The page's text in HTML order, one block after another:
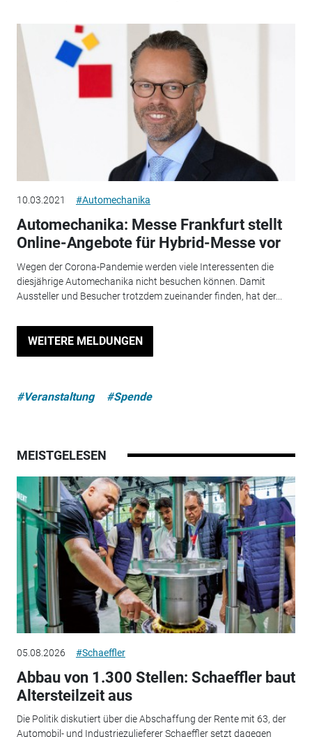
10.03.2021 #Automechanika
Automechanika: Messe Frankfurt stellt
Online-Angebote für Hybrid-Messe vor
Wegen der Corona-Pandemie werden viele Interessenten die
diesjährige Automechanika nicht besuchen können. Damit
Aussteller und Besucher trotzdem zueinander finden, hat der...
WEITERE MELDUNGEN
#Veranstaltung #Spende
MEISTGELESEN
05.08.2026 #Schaeffler
Abbau von 1.300 Stellen: Schaeffler baut
Altersteilzeit aus
Die Politik diskutiert über die Abschaffung der Rente mit 63, der
Automobil- und Industriezulieferer Schaeffler setzt dagegen